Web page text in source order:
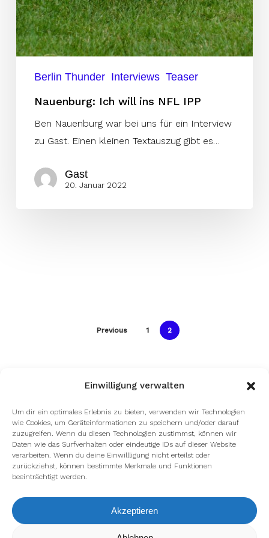
Einwilligung verwalten
Um dir ein optimales Erlebnis zu bieten, verwenden wir Technologien
wie Cookies, um Geräteinformationen zu speichern und/oder darauf
zuzugreifen. Wenn du diesen Technologien zustimmst, können wir
Daten wie das Surfverhalten oder eindeutige IDs auf dieser Website
verarbeiten. Wenn du deine Einwillligung nicht erteilst oder
zurückziehst, können bestimmte Merkmale und Funktionen
beeinträchtigt werden.
Akzeptieren
Berlin Thunder Interviews Teaser
Nauenburg: Ich will ins NFL IPP
Ben Nauenburg war bei uns für ein Interview
zu Gast. Einen kleinen Textauszug gibt es…
Gast
20. Januar 2022
Previous 1 2
facebook youtube
email